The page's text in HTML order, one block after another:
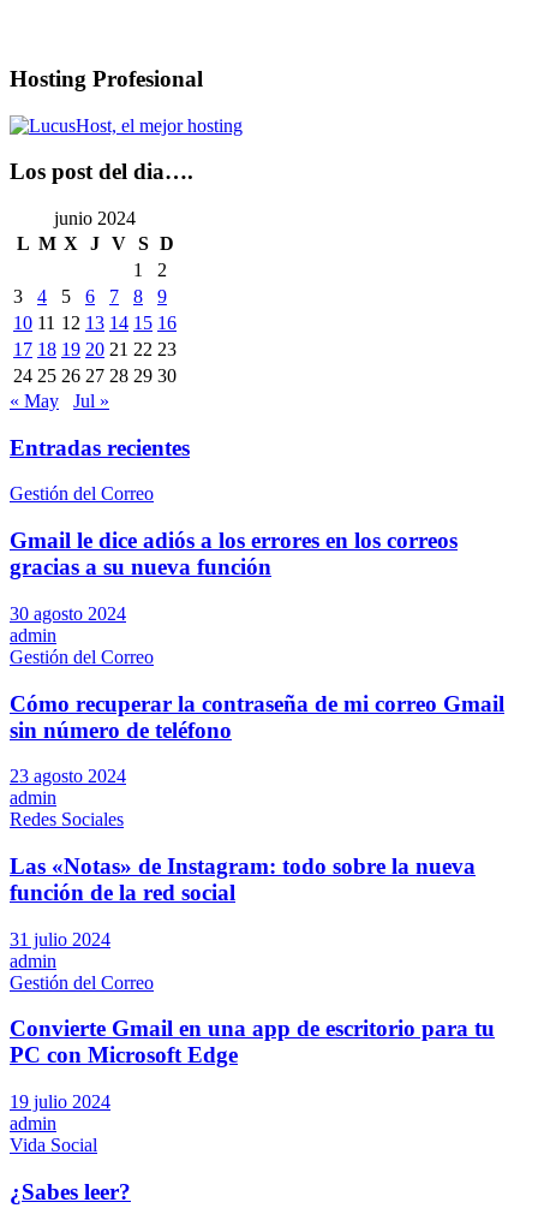
Hosting Profesional
Los post del dia….
junio 2024
L M X J V S D
1
2
3
4 5 6 7 8
9
10 11 12 13 14 15 16
17 18 19 20 21 22 23
24 25 26 27 28 29 30
« May
Jul »
Entradas recientes
Gestión del Correo
Gmail le dice adiós a los errores en los correos
gracias a su nueva función
30 agosto 2024
admin
Gestión del Correo
Cómo recuperar la contraseña de mi correo Gmail
sin número de teléfono
23 agosto 2024
admin
Redes Sociales
Las «Notas» de Instagram: todo sobre la nueva
función de la red social
31 julio 2024
admin
Gestión del Correo
Convierte Gmail en una app de escritorio para tu
PC con Microsoft Edge
19 julio 2024
admin
Vida Social
¿Sabes leer?